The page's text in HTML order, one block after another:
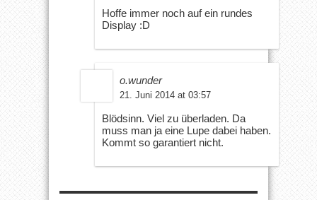
Hoffe immer noch auf ein rundes
Display :D
o.wunder
21. Juni 2014 at 03:57
Blödsinn. Viel zu überladen. Da
muss man ja eine Lupe dabei haben.
Kommt so garantiert nicht.